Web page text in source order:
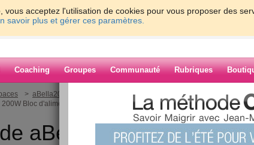
vous acceptez l'utilisation de cookies pour vous proposer des
savoir plus et gérer ces paramètres.
Coaching Groupes Communauté Rubriques
> aBella2022
> Delta DPS-200PB-185A Bloc
Bloc d'alimentation pour Delta 7816N 7916N 7808N
aBella2022